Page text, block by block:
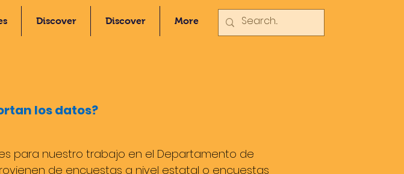
Discover Discover More
los datos?
para nuestro trabajo en el Departamento de
de encuestas a nivel estatal o encuestas